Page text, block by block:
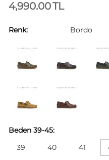
4,990.00TL
Renk: Bordo
Beden 39-45:
39
40 41